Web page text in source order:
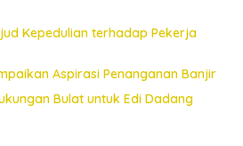
Kepedulian terhadap Pekerja
Aspirasi Penanganan Banjir
Bulat untuk Edi Dadang